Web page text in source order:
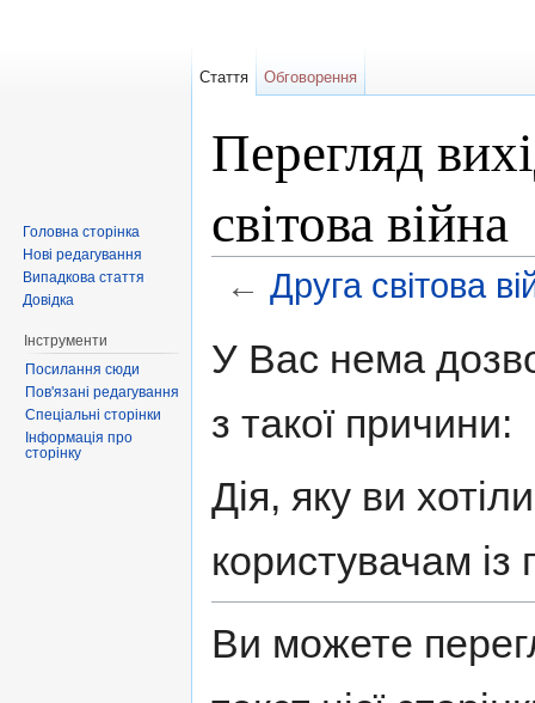
Перегляд
світова війна
← Друга світова
У Вас нема
з такої причини:
Дія, яку ви
користувачам із
Ви можете
Стаття Обговорення
Головна сторінка
Нові редагування
Випадкова стаття
Довідка
Інструменти
Посилання сюди
Пов'язані редагування
Спеціальні сторінки
Інформація про
сторінку